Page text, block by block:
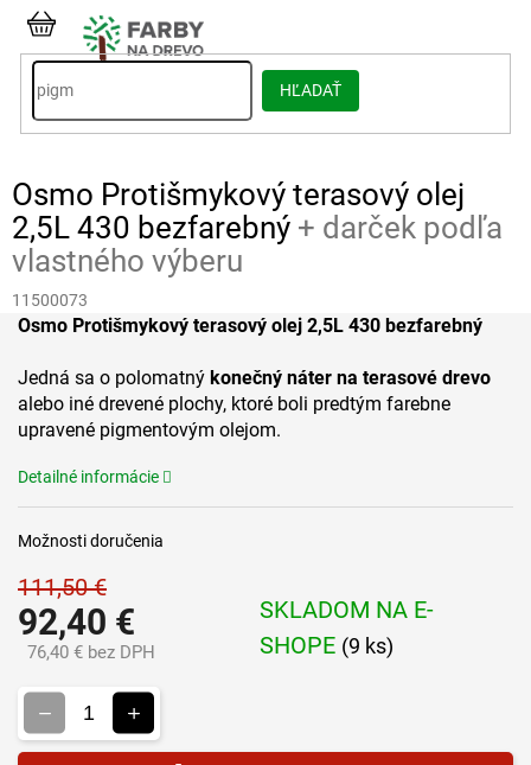
Prejsť
obsah
HĽADAŤ
NÁKUPNÝ
KOŠÍK
Osmo Protišmykový terasový olej
2,5L 430 bezfarebný + darček podľa
vlastného výberu
11500073
111,50 €
92,40 €
76,40 € bez DPH
SKLADOM NA E-
SHOPE (9 ks)
Možnosti doručenia
Osmo Protišmykový terasový olej 2,5L 430 bezfarebný
Jedná sa o polomatný konečný náter na terasové drevo
alebo iné drevené plochy, ktoré boli predtým farebne
upravené pigmentovým olejom.
Detailné informácie